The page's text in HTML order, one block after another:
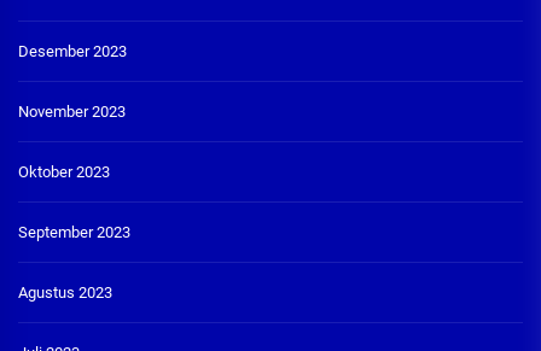
Desember 2023
November 2023
Oktober 2023
September 2023
Agustus 2023